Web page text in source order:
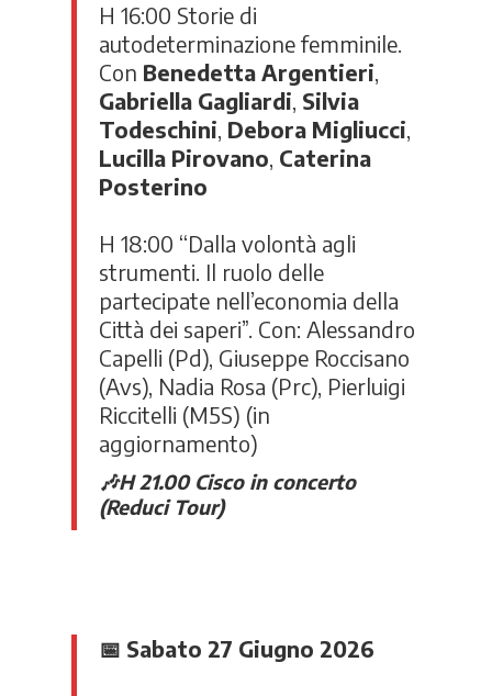
H 16:00 Storie di
autodeterminazione femminile.
Con Benedetta Argentieri,
Gabriella Gagliardi, Silvia
Todeschini, Debora Migliucci,
Lucilla Pirovano, Caterina
Posterino
H 18:00 “Dalla volontà agli
strumenti. Il ruolo delle
partecipate nell’economia della
Città dei saperi”. Con: Alessandro
Capelli (Pd), Giuseppe Roccisano
(Avs), Nadia Rosa (Prc), Pierluigi
Riccitelli (M5S) (in
aggiornamento)
🎶H 21.00 Cisco in concerto
(Reduci Tour)
📅 Sabato 27 Giugno 2026